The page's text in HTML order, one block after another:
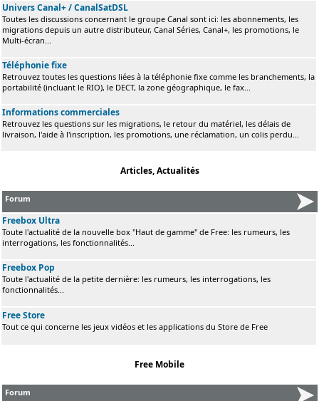
Univers Canal+ / CanalSatDSL
Toutes les discussions concernant le groupe Canal sont ici: les abonnements, les
migrations depuis un autre distributeur, Canal Séries, Canal+, les promotions, le
Multi-écran...
Téléphonie fixe
Retrouvez toutes les questions liées à la téléphonie fixe comme les branchements, la
portabilité (incluant le RIO), le DECT, la zone géographique, le fax...
Informations commerciales
Retrouvez les questions sur les migrations, le retour du matériel, les délais de
livraison, l'aide à l'inscription, les promotions, une réclamation, un colis perdu...
Articles, Actualités
Forum
Freebox Ultra
Toute l'actualité de la nouvelle box "Haut de gamme" de Free: les rumeurs, les
interrogations, les fonctionnalités...
Freebox Pop
Toute l'actualité de la petite dernière: les rumeurs, les interrogations, les
fonctionnalités...
Free Store
Tout ce qui concerne les jeux vidéos et les applications du Store de Free
Free Mobile
Forum